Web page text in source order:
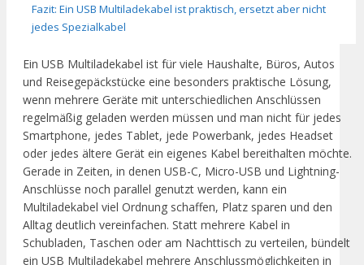
Fazit: Ein USB Multiladekabel ist praktisch, ersetzt aber nicht
jedes Spezialkabel
Ein USB Multiladekabel ist für viele Haushalte, Büros, Autos
und Reisegepäckstücke eine besonders praktische Lösung,
wenn mehrere Geräte mit unterschiedlichen Anschlüssen
regelmäßig geladen werden müssen und man nicht für jedes
Smartphone, jedes Tablet, jede Powerbank, jedes Headset
oder jedes ältere Gerät ein eigenes Kabel bereithalten möchte.
Gerade in Zeiten, in denen USB-C, Micro-USB und Lightning-
Anschlüsse noch parallel genutzt werden, kann ein
Multiladekabel viel Ordnung schaffen, Platz sparen und den
Alltag deutlich vereinfachen. Statt mehrere Kabel in
Schubladen, Taschen oder am Nachttisch zu verteilen, bündelt
ein USB Multiladekabel mehrere Anschlussmöglichkeiten in